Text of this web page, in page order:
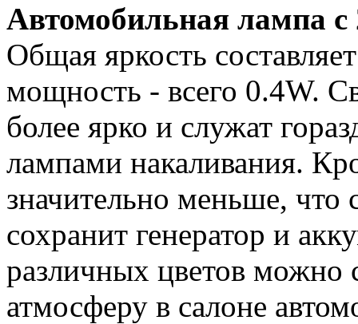
Автомобильная лампа c
Общая яркость
мощность - всего 0.4W.
более ярко и служат
лампами накаливания.
значительно меньше, что
сохранит генератор и
различных цветов можно
атмосферу в салоне